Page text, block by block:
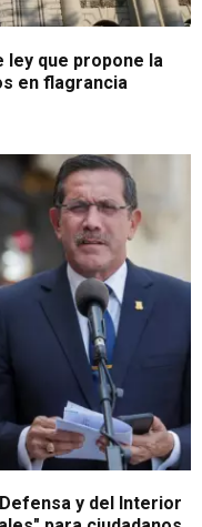
que propone la
en flagrancia
y del Interior